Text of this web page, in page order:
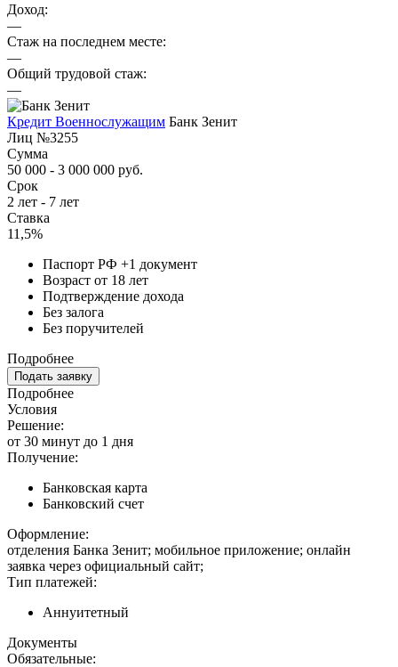
Доход:
—
Стаж на последнем месте:
—
Общий трудовой стаж:
—
Кредит Военнослужащим Банк Зенит
Лиц №3255
Сумма
50 000 - 3 000 000 руб.
Срок
2 лет - 7 лет
Ставка
11,5%
Паспорт РФ +1 документ
Возраст от 18 лет
Подтверждение дохода
Без залога
Без поручителей
Подробнее
Подать заявку
Подробнее
Условия
Решение:
от 30 минут до 1 дня
Получение:
Банковская карта
Банковский счет
Оформление:
отделения Банка Зенит; мобильное приложение; онлайн
заявка через официальный сайт;
Тип платежей:
Аннуитетный
Документы
Обязательные: